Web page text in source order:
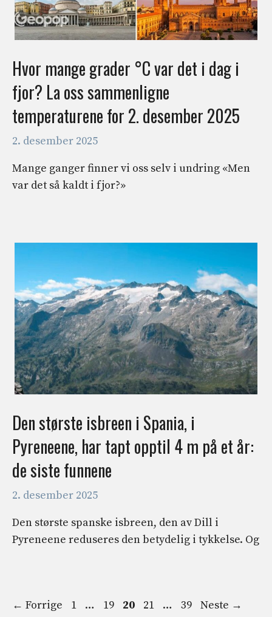
Hvor mange grader °C var det i dag i
fjor? La oss sammenligne
temperaturene for 2. desember 2025
2. desember 2025
Mange ganger finner vi oss selv i undring «Men
var det så kaldt i fjor?»
Den største isbreen i Spania, i
Pyreneene, har tapt opptil 4 m på et år:
de siste funnene
2. desember 2025
Den største spanske isbreen, den av Dill i
Pyreneene reduseres den betydelig i tykkelse. Og
← Forrige Side
1 … Side
19 Side
20 Side
21 … Side
39 Neste →